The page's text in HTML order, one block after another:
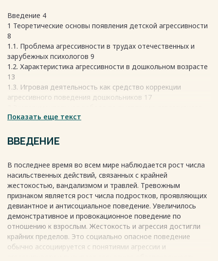
Введение 4
1 Теоретические основы появления детской агрессивности
8
1.1. Проблема агрессивности в трудах отечественных и
зарубежных психологов 9
1.2. Характеристика агрессивности в дошкольном возрасте
13
1.3. Игровая деятельность как средство коррекции
агрессивного поведения дошкольников 17
поведения дошкольников 23
2.2. Разработка и внедрение программы по коррекции
агрессивного 32
2.3. Анализ эффективности разработанной коррекционной
программы 44
2.4. Рекомендации родителям по общению с агрессивными
детьми 47
Заключение 50
Список литературы 53
Приложение 55
Весь текст будет доступенпосле покупки
Показать еще текст
ВВЕДЕНИЕ
В последнее время во всем мире наблюдается рост числа
насильственных действий, связанных с крайней
жестокостью, вандализмом и травлей. Тревожным
признаком является рост числа подростков, проявляющих
девиантное и антисоциальное поведение. Увеличилось
демонстративное и провокационное поведение по
отношению к взрослым. Жестокость и агрессия достигли
крайних пределов. Это социально опасное поведение
обычно ассоциируется с понятиями агрессии и